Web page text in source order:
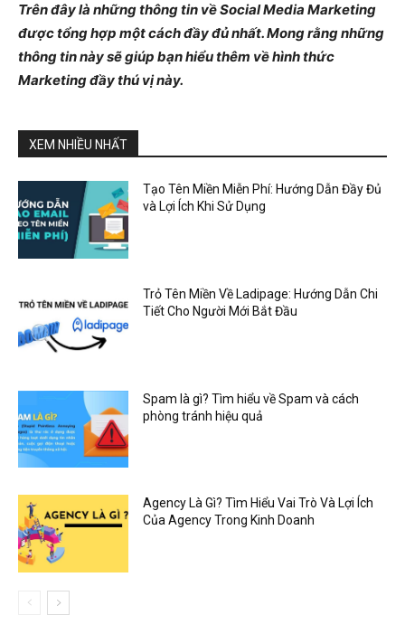
Trên đây là những thông tin về Social Media Marketing
được tổng hợp một cách đầy đủ nhất. Mong rằng những
thông tin này sẽ giúp bạn hiểu thêm về hình thức
Marketing đầy thú vị này.
XEM NHIỀU NHẤT
Tạo Tên Miền Miễn Phí: Hướng Dẫn Đầy Đủ
và Lợi Ích Khi Sử Dụng
Trỏ Tên Miền Về Ladipage: Hướng Dẫn Chi
Tiết Cho Người Mới Bắt Đầu
Spam là gì? Tìm hiểu về Spam và cách
phòng tránh hiệu quả
Agency Là Gì? Tìm Hiểu Vai Trò Và Lợi Ích
Của Agency Trong Kinh Doanh